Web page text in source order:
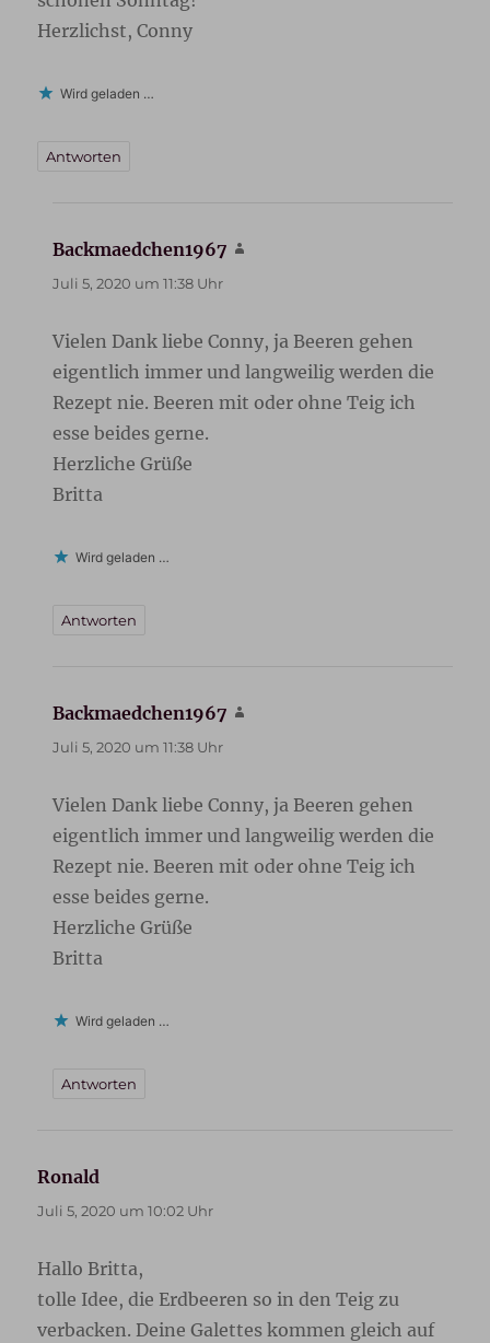
Herzlichst, Conny
Wird geladen …
Antworten
Backmaedchen1967
Juli 5, 2020 um 11:38 Uhr
Vielen Dank liebe Conny, ja Beeren gehen
eigentlich immer und langweilig werden die
Rezept nie. Beeren mit oder ohne Teig ich
esse beides gerne.
Herzliche Grüße
Britta
Wird geladen …
Antworten
Backmaedchen1967
Juli 5, 2020 um 11:38 Uhr
Vielen Dank liebe Conny, ja Beeren gehen
eigentlich immer und langweilig werden die
Rezept nie. Beeren mit oder ohne Teig ich
esse beides gerne.
Herzliche Grüße
Britta
Wird geladen …
Antworten
Ronald
Juli 5, 2020 um 10:02 Uhr
Hallo Britta,
tolle Idee, die Erdbeeren so in den Teig zu
verbacken. Deine Galettes kommen gleich auf